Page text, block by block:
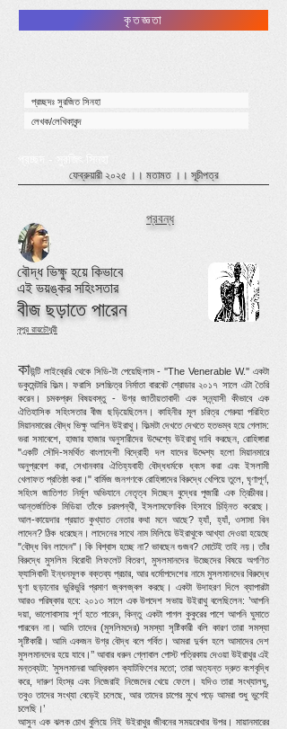
কৃতজ্ঞতা
প্রচ্ছদঃ সুরজিত সিনহা
লেখক/লেখিকাবৃন্দ
ফেব্রুয়ারী ২০২৫ ।। মতামত।। সূচীপত্র
প্রবন্ধ
বৌদ্ধ ভিক্ষু হয়ে কিভাবে
এই ভয়ঙ্কর সহিংসতার
বীজ ছড়াতে পারেন
নূপুর রায়চৌধুরী
কাউন্টি লাইব্রেরি থেকে সিডি-টা পেয়েছিলাম - ''The Venerable W.'' একটা
ডকুমেন্টারি ফিল্ম। ফরাসি চলচ্চিত্র নির্মাতা বারবেট শ্রোডার ২০১৭ সালে এটা তৈরি
করেন। চমকপ্রদ বিষয়বস্তু - উগ্র জাতীয়তাবাদী এক সন্ন্যাসী কীভাবে এক
ঐতিহাসিক সহিংসতার বীজ ছড়িয়েছিলেন। কাহিনীর মূল চরিত্র গেরুয়া পরিহিত
মিয়ানমারের বৌদ্ধ ভিক্ষু আশিন উইরাথু। ফিল্মটা দেখতে দেখতে হতভম্ব হয়ে গেলাম:
ভরা সমাবেশে, হাজার হাজার অনুসারীদের উদ্দেশ্যে উইরাথু দাবি করছেন, রোহিঙ্গারা
"একটি সৌদি-সমর্থিত বাংলাদেশী বিদ্রোহী দল যাদের উদ্দেশ্য হলো মিয়ানমারে
অনুপ্রবেশ করা, সেখানকার ঐতিহ্যবাহী বৌদ্ধধর্মকে ধ্বংস করা এবং ইসলামী
খেলাফত প্রতিষ্ঠা করা।" বার্মিজ জনগণকে রোহিঙ্গাদের বিরুদ্ধে খেপিয়ে তুলে, ঘৃণাপূর্ণ,
সহিংস জাতিগত নির্মূল অভিযানে নেতৃত্ব দিচ্ছেন বুদ্ধের পূজারী এক ত্রিচীবর।
আন্তর্জাতিক মিডিয়া তাঁকে চরমপন্থী, ইসলামফোবিক হিসাবে চিহ্নিত করেছে।
আল-কায়েদার প্রয়াত কুখ্যাত নেতার কথা মনে আছে? হ্যাঁ, হ্যাঁ, ওসামা বিন
লাদেন? ঠিক ধরেছেন। লাদেনের সাথে নাম মিলিয়ে উইরাথুকে আখ্যা দেওয়া হয়েছে
"বৌদ্ধ বিন লাদেন"। কি বিশ্বাস হচ্ছে না? ভাবছেন গুজব? মোটেই তাই নয়। তাঁর
বিরুদ্ধে মুসলিম বিরোধী লিফলেট বিতরণ, মুসলমানদের উচ্ছেদের বিষয়ে অগণিত
ফ্যাসিবাদী ইন্ধনমূলক বক্তব্য প্রচার, আর ধর্মোপদেশের নামে মুসলমানদের বিরুদ্ধে
ঘৃণা ছড়ানোর ভুরিভুরি প্রমাণ জ্বলজ্বল করছে। একটা উদাহরণ দিলে ব্যাপারটা
আরও পরিষ্কার হবে: ২০১৩ সালে এক উপদেশ সভায় উইরাথু বলেছিলেন: ’আপনি
দয়া, ভালোবাসায় পূর্ণ হতে পারেন, কিন্তু একটা পাগল কুকুরের পাশে আপনি ঘুমাতে
পারবেন না। আমি তাদের (মুসলিমদের) সমস্যা সৃষ্টিকারী বলি কারণ তারা সমস্যা
সৃষ্টিকারী। আমি একজন উগ্র বৌদ্ধ বলে গর্বিত। আমরা দুর্বল হলে আমাদের দেশ
মুসলমানদের হয়ে যাবে।’’ আবার ধরুন গ্লোবাল পোস্ট পত্রিকায় দেওয়া উইরাথুর এই
মন্তব্যটা: ’মুসলমানরা আফ্রিকান ক্যাটফিশের মতো; তারা অত্যন্ত দ্রুত বংশবৃদ্ধি
করে, দারুণ হিংস্র এবং নিজেরাই নিজেদের খেয়ে ফেলে। যদিও তারা সংখ্যালঘু,
তবুও তাদের সংখ্যা বেড়েই চলেছে, আর তাদের চাপের মুখে পড়ে আমরা শুধু ভুগেই
চলেছি।’
আসুন এক ঝলক চোখ বুলিয়ে নিই উইরাথুর জীবনের সময়রেখার উপর। মায়ানমারের